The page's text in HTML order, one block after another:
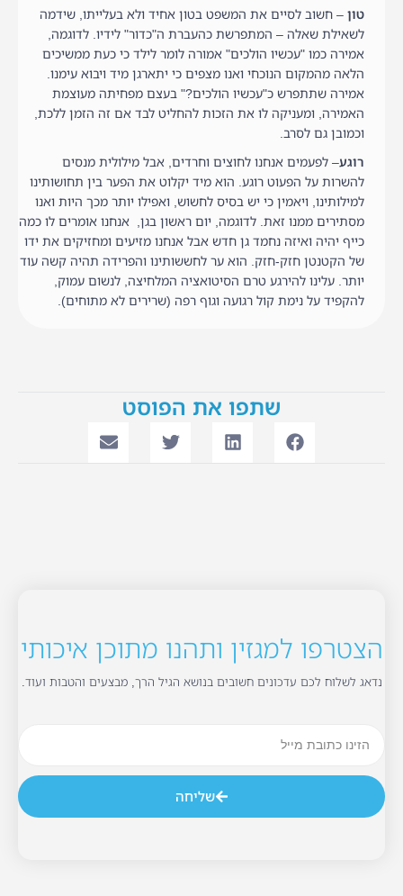
טון– חשוב לסיים את המשפט בטון אחיד ולא בעלייתו, שידמה
לשאילת שאלה – המתפרשת כהעברת ה"כדור" לידיו. לדוגמה,
אמירה כמו "עכשיו הולכים" אמורה לומר לילד כי כעת ממשיכים
הלאה מהמקום הנוכחי ואנו מצפים כי יתארגן מיד ויבוא עימנו.
אמירה שתתפרש כ"עכשיו הולכים?" בעצם מפחיתה מעוצמת
האמירה, ומעניקה לו את הזכות להחליט לבד אם זה הזמן ללכת,
וכמובן גם לסרב.
רוגע– לפעמים אנחנו לחוצים וחרדים, אבל מילולית מנסים
להשרות על הפעוט רוגע. הוא מיד יקלוט את הפער בין תחושותינו
למילותינו, ויאמין כי יש בסיס לחשוש, ואפילו יותר מכך היות ואנו
מסתירים ממנו זאת. לדוגמה, יום ראשון בגן, אנחנו אומרים לו כמה
כייף יהיה ואיזה נחמד גן חדש אבל אנחנו מזיעים ומחזיקים את ידו
של הקטנטן חזק-חזק. הוא ער לחששותינו והפרידה תהיה קשה עוד
יותר. עלינו להירגע טרם הסיטואציה המלחיצה, לנשום עמוק,
להקפיד על נימת קול רגועה וגוף רפה (שרירים לא מתוחים).
שתפו את הפוסט
הצטרפו למגזין ותהנו מתוכן איכותי
נדאג לשלוח לכם עדכונים חשובים בנושא הגיל הרך, מבצעים והטבות ועוד.
שליחה